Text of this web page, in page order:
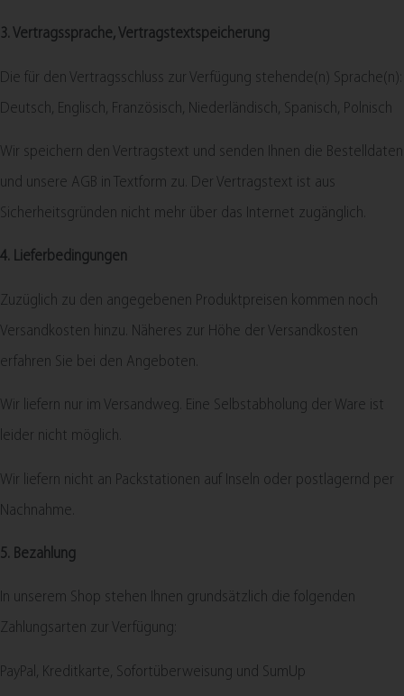
3. Vertragssprache, Vertragstextspeicherung
Die für den Vertragsschluss zur Verfügung stehende(n) Sprache(n):
Deutsch, Englisch, Französisch, Niederländisch, Spanisch, Polnisch
Wir speichern den Vertragstext und senden Ihnen die Bestelldaten
und unsere AGB in Textform zu. Der Vertragstext ist aus
Sicherheitsgründen nicht mehr über das Internet zugänglich.
4. Lieferbedingungen
Zuzüglich zu den angegebenen Produktpreisen kommen noch
Versandkosten hinzu. Näheres zur Höhe der Versandkosten
erfahren Sie bei den Angeboten.
Wir liefern nur im Versandweg. Eine Selbstabholung der Ware ist
leider nicht möglich.
Wir liefern nicht an Packstationen auf Inseln oder postlagernd per
Nachnahme.
5. Bezahlung
In unserem Shop stehen Ihnen grundsätzlich die folgenden
Zahlungsarten zur Verfügung:
PayPal, Kreditkarte, Sofortüberweisung und SumUp